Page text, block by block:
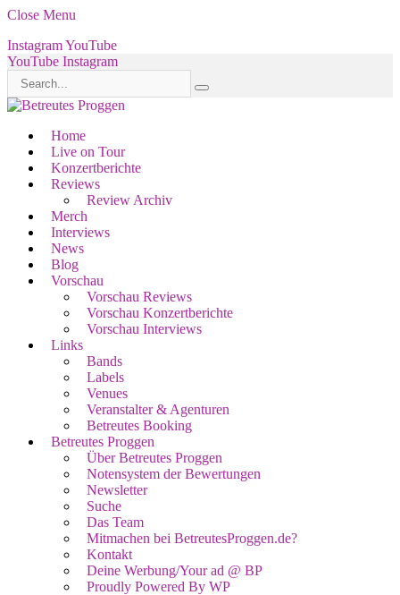
Close Menu
InstagramYouTube
YouTube Instagram
Home
Live on Tour
Konzertberichte
Reviews
Review Archiv
Merch
Interviews
News
Blog
Vorschau
Vorschau Reviews
Vorschau Konzertberichte
Vorschau Interviews
Links
Bands
Labels
Venues
Veranstalter & Agenturen
Betreutes Booking
Betreutes Proggen
Über Betreutes Proggen
Notensystem der Bewertungen
Newsletter
Suche
Das Team
Mitmachen bei BetreutesProggen.de?
Kontakt
Deine Werbung/Your ad @ BP
Proudly Powered By WP